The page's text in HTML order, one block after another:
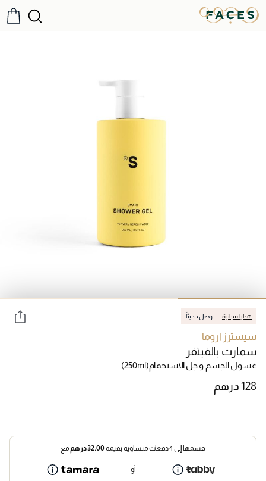
هدايا مجانية وصل حديثاً
سيسترز اروما
سمارت بالفيتفر
غسول الجسم و جل الاستحمام(250ml)
قسمها إلى 4 دفعات متساوية بقيمة 32.00درهممع
أو